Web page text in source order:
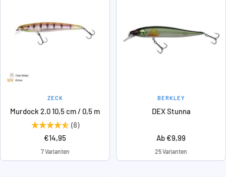
ZECK
Murdock 2.0 10,5 cm / 0,5 m
(8)
Angebotspreis
€14,95
7 Varianten
BERKLEY
DEX Stunna
Angebotspreis
Ab €9,99
25 Varianten